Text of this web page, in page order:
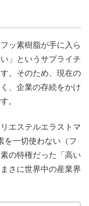
ッ素樹脂が手に入ら
」というサプライチ
。そのため、現在の
、企業の存続をかけ
。
エステルエラストマ
を一切使わない（フ
の特権だった「高い
さに世界中の産業界